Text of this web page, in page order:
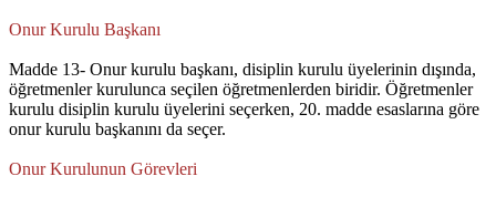
Onur Kurulu Başkanı
Madde 13- Onur kurulu başkanı, disiplin kurulu üyelerinin dışında,
öğretmenler kurulunca seçilen öğretmenlerden biridir. Öğretmenler
kurulu disiplin kurulu üyelerini seçerken, 20. madde esaslarına göre
onur kurulu başkanını da seçer.
Onur Kurulunun Görevleri